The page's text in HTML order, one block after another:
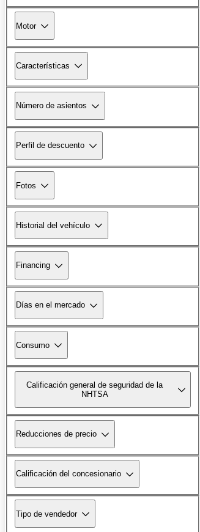
Motor
Características
Número de asientos
Perfil de descuento
Fotos
Historial del vehículo
Financing
Días en el mercado
Consumo
Calificación general de seguridad de la
NHTSA
Reducciones de precio
Calificación del concesionario
Tipo de vendedor